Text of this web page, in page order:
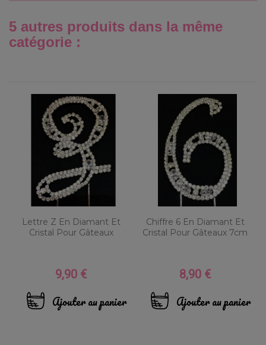
5 autres produits dans la même
catégorie :
Lettre Z En Diamant Et
Cristal Pour Gâteaux
Prix
9,90 €
Ajouter au panier
Chiffre 6 En Diamant Et
Cristal Pour Gâteaux 7cm
Prix
8,90 €
Ajouter au panier